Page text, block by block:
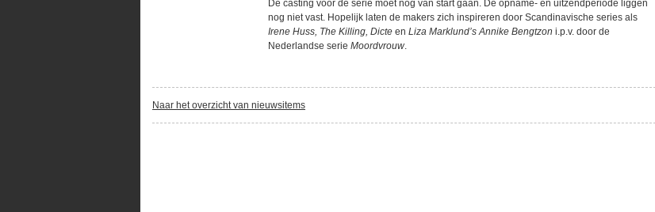
De casting voor de serie moet nog van start gaan. De opname- en uitzendperiode liggen
nog niet vast. Hopelijk laten de makers zich inspireren door Scandinavische series als
Irene Huss, The Killing, Dicte en Liza Marklund’s Annike Bengtzon i.p.v. door de
Nederlandse serie Moordvrouw.
Naar het overzicht van nieuwsitems